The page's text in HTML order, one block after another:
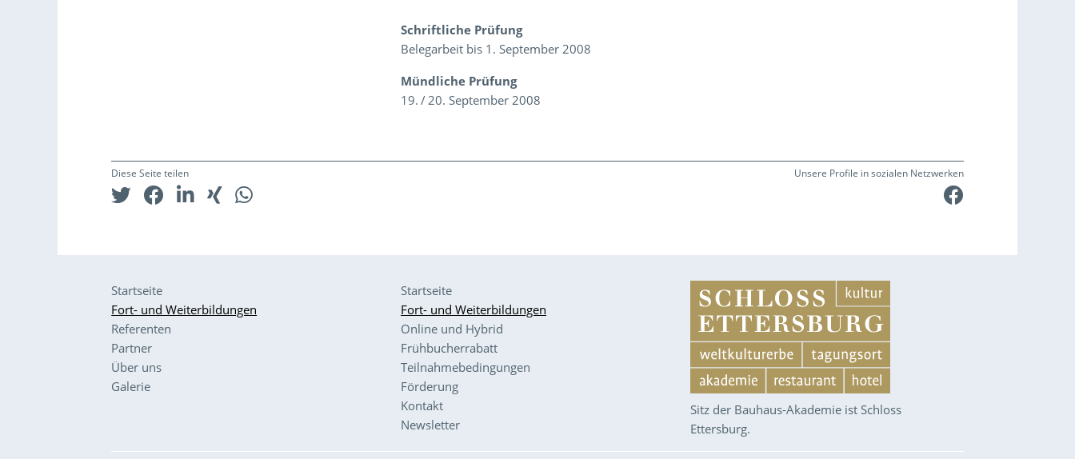
Schriftliche Prüfung
Belegarbeit bis 1. September 2008
Mündliche Prüfung
19. / 20. September 2008
Diese Seite teilen Unsere Profile in sozialen Netzwerken
Startseite
Fort- und Weiterbildungen
Referenten
Partner
Über uns
Galerie
Startseite
Fort- und Weiterbildungen
Online und Hybrid
Frühbucherrabatt
Teilnahmebedingungen
Förderung
Kontakt
Newsletter
Sitz der Bauhaus-Akademie ist Schloss
Ettersburg.